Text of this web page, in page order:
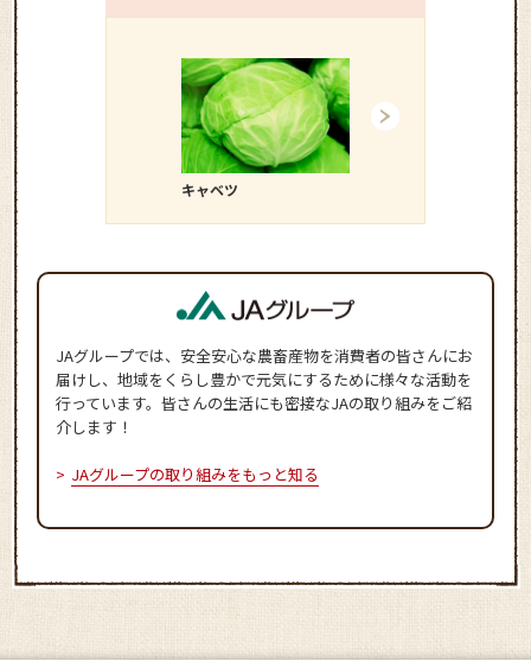
キャベツ
JAグループでは、安全安心な農畜産物を消費者の皆さんにお
届けし、地域をくらし豊かで元気にするために様々な活動を
行っています。皆さんの生活にも密接なJAの取り組みをご紹
介します！
JAグループの取り組みをもっと知る